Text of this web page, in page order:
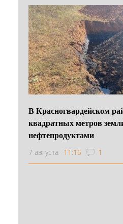
В Красногвардейском
квадратных метров
нефтепродуктами
7 августа 11:15 1